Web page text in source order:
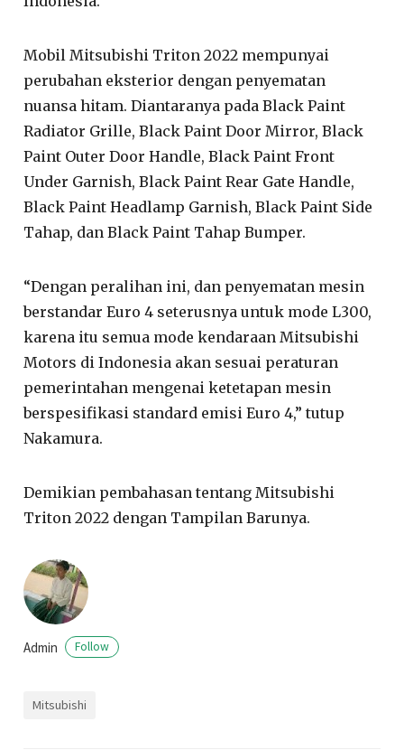
Mobil Mitsubishi Triton 2022 mempunyai
perubahan eksterior dengan penyematan
nuansa hitam. Diantaranya pada Black Paint
Radiator Grille, Black Paint Door Mirror, Black
Paint Outer Door Handle, Black Paint Front
Under Garnish, Black Paint Rear Gate Handle,
Black Paint Headlamp Garnish, Black Paint Side
Tahap, dan Black Paint Tahap Bumper.
“Dengan peralihan ini, dan penyematan mesin
berstandar Euro 4 seterusnya untuk mode L300,
karena itu semua mode kendaraan Mitsubishi
Motors di Indonesia akan sesuai peraturan
pemerintahan mengenai ketetapan mesin
berspesifikasi standard emisi Euro 4,” tutup
Nakamura.
Demikian pembahasan tentang Mitsubishi
Triton 2022 dengan Tampilan Barunya.
Admin Follow
Mitsubishi